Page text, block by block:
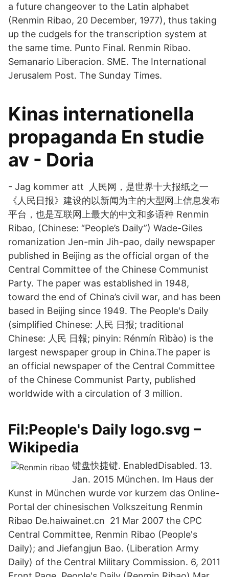
a future changeover to the Latin alphabet
(Renmin Ribao, 20 December, 1977), thus taking
up the cudgels for the transcription system at
the same time. Punto Final. Renmin Ribao.
Semanario Liberacion. SME. The International
Jerusalem Post. The Sunday Times.
Kinas internationella
propaganda En studie
av - Doria
- Jag kommer att 人民网，是世界十大报纸之一
《人民日报》建设的以新闻为主的大型网上信息发布
平台，也是互联网上最大的中文和多语种 Renmin
Ribao, (Chinese: “People’s Daily”) Wade-Giles
romanization Jen-min Jih-pao, daily newspaper
published in Beijing as the official organ of the
Central Committee of the Chinese Communist
Party. The paper was established in 1948,
toward the end of China’s civil war, and has been
based in Beijing since 1949. The People's Daily
(simplified Chinese: 人民 日报; traditional
Chinese: 人民 日報; pinyin: Rénmín Rìbào) is the
largest newspaper group in China.The paper is
an official newspaper of the Central Committee
of the Chinese Communist Party, published
worldwide with a circulation of 3 million.
Fil:People's Daily logo.svg –
Wikipedia
键盘快捷键. EnabledDisabled. 13.
Jan. 2015 München. Im Haus der
Kunst in München wurde vor kurzem das Online-
Portal der chinesischen Volkszeitung Renmin
Ribao De.haiwainet.cn 21 Mar 2007 the CPC
Central Committee, Renmin Ribao (People's
Daily); and Jiefangjun Bao. (Liberation Army
Daily) of the Central Military Commission. 6, 2011